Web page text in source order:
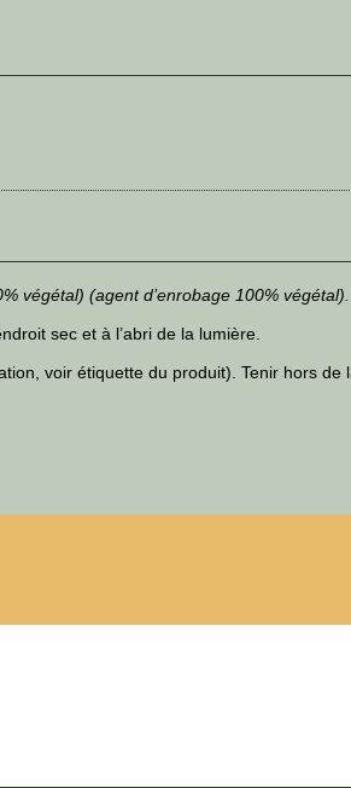
végétal) (agent d’enrobage 100% végétal).
sec et à l’abri de la lumière.
voir étiquette du produit). Tenir hors de